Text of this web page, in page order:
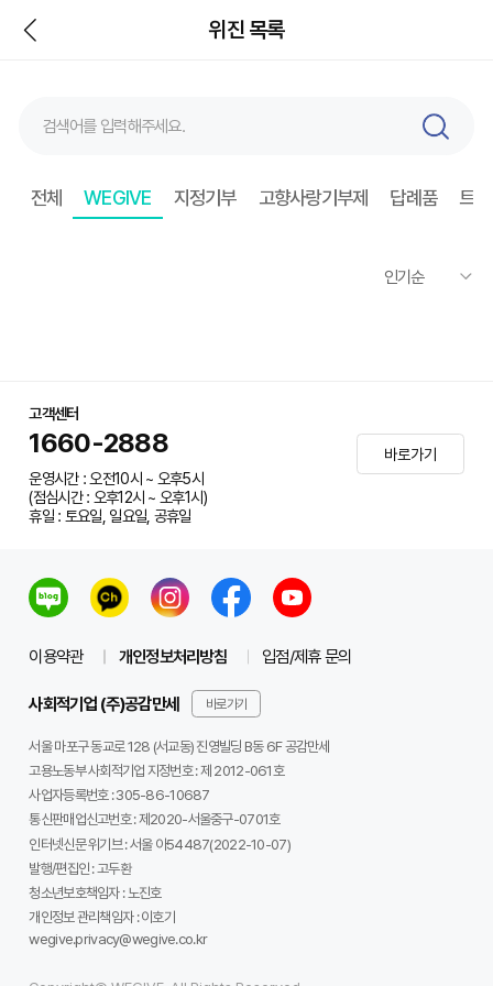
뒤
위진 목록
색
전체 WEGIVE 지정기부 고향사랑기부제 답례품 트
고객센터
1660-2888
운영시간 : 오전10시 ~ 오후5시
(점심시간 : 오후12시 ~ 오후1시)
휴일 : 토요일, 일요일, 공휴일
바로가기
이용약관 개인정보처리방침 입점/제휴 문의
사회적기업 (주)공감만세 바로가기
서울 마포구 동교로 128 (서교동) 진영빌딩 B동 6F 공감만세
고용노동부 사회적기업 지정번호 : 제 2012-061호
사업자등록번호 :305-86-10687
통신판매업신고번호 :제2020-서울중구-0701호
인터넷신문 위기브 :서울 아54487(2022-10-07)
발행/편집인 :고두환
청소년보호책임자 :노진호
개인정보 관리책임자 :이호기
wegive.privacy@wegive.co.kr